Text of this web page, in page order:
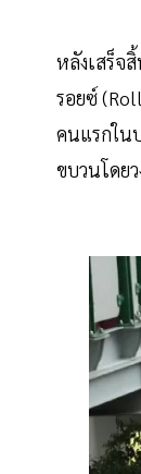
หลังเสร็จ
รอยซ์
คนแรกใน
ขบวนโดย